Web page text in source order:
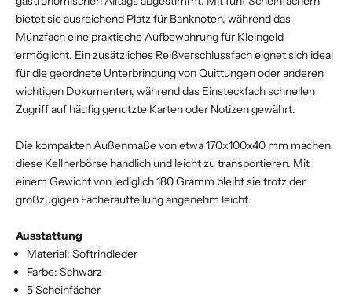
bietet sie ausreichend Platz für Banknoten, während das
Münzfach eine praktische Aufbewahrung für Kleingeld
ermöglicht. Ein zusätzliches Reißverschlussfach eignet sich ideal
für die geordnete Unterbringung von Quittungen oder anderen
wichtigen Dokumenten, während das Einsteckfach schnellen
Zugriff auf häufig genutzte Karten oder Notizen gewährt.
Die kompakten Außenmaße von etwa 170x100x40 mm machen
diese Kellnerbörse handlich und leicht zu transportieren. Mit
einem Gewicht von lediglich 180 Gramm bleibt sie trotz der
großzügigen Fächeraufteilung angenehm leicht.
Ausstattung
Material: Softrindleder
Farbe: Schwarz
5 Scheinfächer